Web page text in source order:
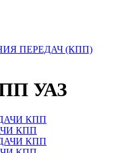
ПЕРЕДАЧ (КПП)
УАЗ
КПП